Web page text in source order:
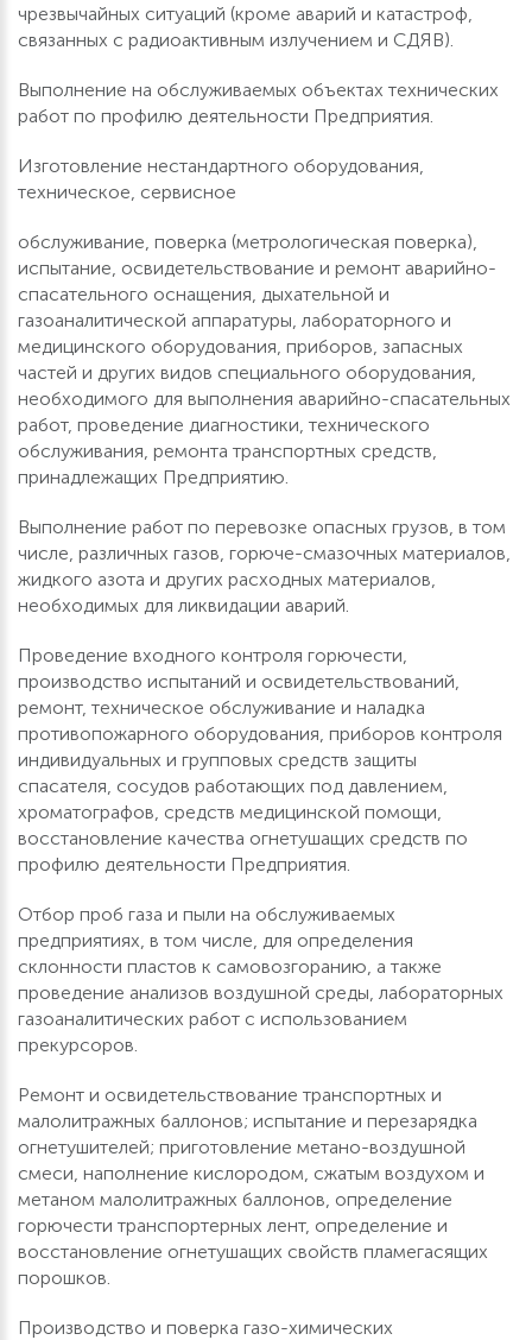
чрезвычайных ситуаций (кроме аварий и катастроф,
связанных с радиоактивным излучением и СДЯВ).
Выполнение на обслуживаемых объектах технических
работ по профилю деятельности Предприятия.
Изготовление нестандартного оборудования,
техническое, сервисное
обслуживание, поверка (метрологическая поверка),
испытание, освидетельствование и ремонт аварийно-
спасательного оснащения, дыхательной и
газоаналитической аппаратуры, лабораторного и
медицинского оборудования, приборов, запасных
частей и других видов специального оборудования,
необходимого для выполнения аварийно-спасательных
работ, проведение диагностики, технического
обслуживания, ремонта транспортных средств,
принадлежащих Предприятию.
Выполнение работ по перевозке опасных грузов, в том
числе, различных газов, горюче-смазочных материалов,
жидкого азота и других расходных материалов,
необходимых для ликвидации аварий.
Проведение входного контроля горючести,
производство испытаний и освидетельствований,
ремонт, техническое обслуживание и наладка
противопожарного оборудования, приборов контроля
индивидуальных и групповых средств защиты
спасателя, сосудов работающих под давлением,
хроматографов, средств медицинской помощи,
восстановление качества огнетушащих средств по
профилю деятельности Предприятия.
Отбор проб газа и пыли на обслуживаемых
предприятиях, в том числе, для определения
склонности пластов к самовозгоранию, а также
проведение анализов воздушной среды, лабораторных
газоаналитических работ с использованием
прекурсоров.
Ремонт и освидетельствование транспортных и
малолитражных баллонов; испытание и перезарядка
огнетушителей; приготовление метано-воздушной
смеси, наполнение кислородом, сжатым воздухом и
метаном малолитражных баллонов, определение
горючести транспортерных лент, определение и
восстановление огнетушащих свойств пламегасящих
порошков.
Производство и поверка газо-химических